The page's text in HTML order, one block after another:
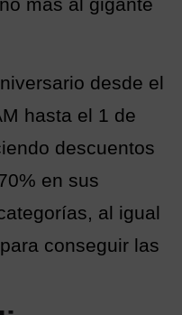
más al gigante
desde el
hasta el 1 de
descuentos
en sus
al igual
conseguir las